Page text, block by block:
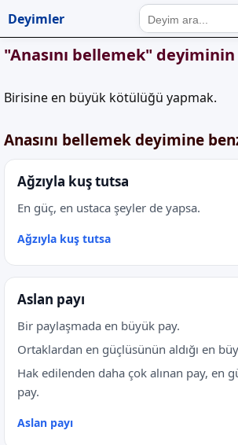
Deyimler
"Anasını bellemek"
Birisine en büyük kötülüğü yapmak.
Anasını bellemek deyimine
Ağzıyla kuş tutsa
En güç, en ustaca şeyler de yapsa.
Ağzıyla kuş tutsa
Aslan payı
Bir paylaşmada en büyük pay.
Ortaklardan en güçlüsünün aldığı en
Hak edilenden daha çok alınan pay, en
pay.
Aslan payı